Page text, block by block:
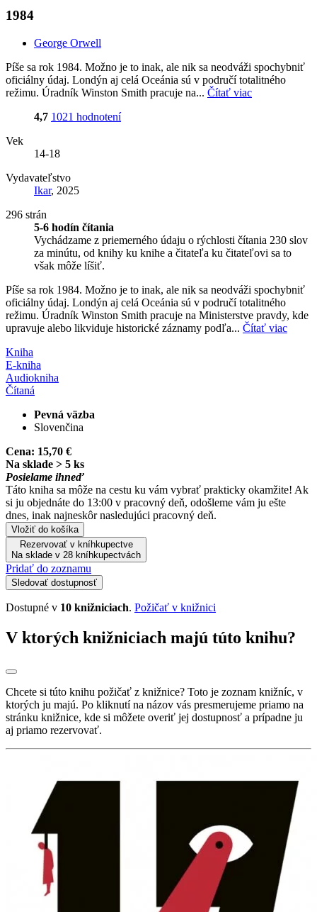
1984
George Orwell
Píše sa rok 1984. Možno je to inak, ale nik sa neodváži spochybniť
oficiálny údaj. Londýn aj celá Oceánia sú v područí totalitného
režimu. Úradník Winston Smith pracuje na... Čítať viac
4,7 1021 hodnotení
Vek
14-18
Vydavateľstvo
Ikar, 2025
296 strán
5-6 hodín čítania
Vychádzame z priemerného údaju o rýchlosti čítania 230 slov
za minútu, od knihy ku knihe a čitateľa ku čitateľovi sa to
však môže líšiť.
Píše sa rok 1984. Možno je to inak, ale nik sa neodváži spochybniť
oficiálny údaj. Londýn aj celá Oceánia sú v područí totalitného
režimu. Úradník Winston Smith pracuje na Ministerstve pravdy, kde
upravuje alebo likviduje historické záznamy podľa... Čítať viac
Kniha
E-kniha
Audiokniha
Čítaná
Pevná väzba
Slovenčina
Cena: 15,70 €
Na sklade > 5 ks
Posielame ihneď
Táto kniha sa môže na cestu ku vám vybrať prakticky okamžite! Ak
si ju objednáte do 13:00 v pracovný deň, odošleme vám ju ešte
dnes, inak najneskôr nasledujúci pracovný deň.
Vložiť do košíka
Rezervovať v kníhkupectve
Na sklade v 28 kníhkupectvách
Pridať do zoznamu
Sledovať dostupnosť
Dostupné v 10 knižniciach. Požičať v knižnici
V ktorých knižniciach majú túto knihu?
Chcete si túto knihu požičať z knižnice? Toto je zoznam knižníc, v
ktorých ju majú. Po kliknutí na názov vás presmerujeme priamo na
stránku knižnice, kde si môžete overiť jej dostupnosť a prípadne ju
aj priamo rezervovať.